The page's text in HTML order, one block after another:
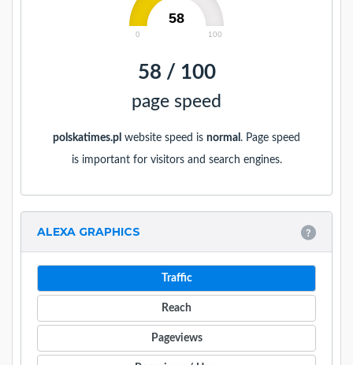
58
0 100
58 / 100
page speed
polskatimes.pl website speed is normal . Page speed
is important for visitors and search engines.
ALEXA GRAPHICS
Traffic
Reach
Pageviews